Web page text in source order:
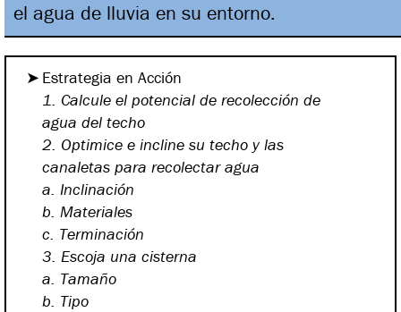
el agua de lluvia en su entorno.
Estrategia en Acción
1. Calcule el potencial de recolección de
agua del techo
2. Optimice e incline su techo y las
canaletas para recolectar agua
a. Inclinación
b. Materiales
c. Terminación
3. Escoja una cisterna
a. Tamaño
b. Tipo